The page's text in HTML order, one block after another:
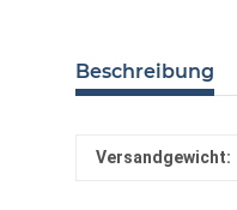
Beschreibung
Versandgewicht: